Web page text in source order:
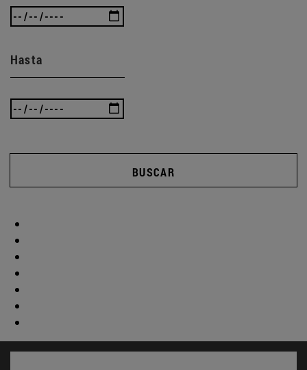
Hasta
BUSCAR